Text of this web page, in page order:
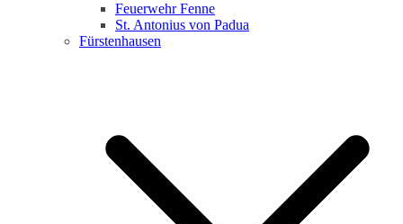
Feuerwehr Fenne
St. Antonius von Padua
Fürstenhausen